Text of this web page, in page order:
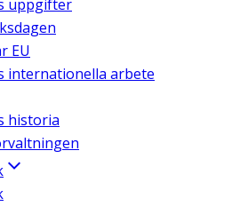
uppgifter
EU
internationella arbete
historia